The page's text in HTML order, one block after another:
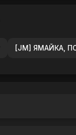
[JM] ЯМАЙКА,